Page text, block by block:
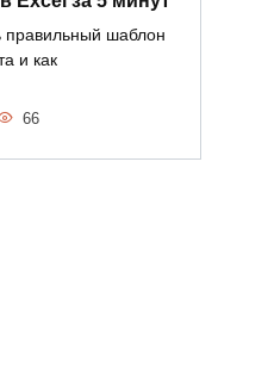
правильный шаблон
и как
66